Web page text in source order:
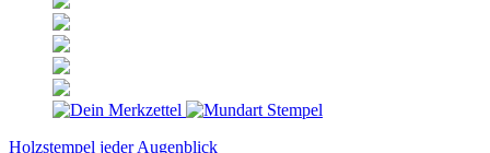
Holzstempel jeder Augenblick